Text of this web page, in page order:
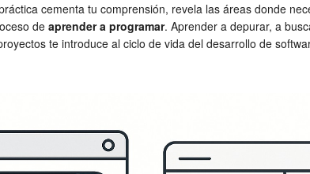
cementa tu comprensión, revela las áreas donde
de aprender a programar. Aprender a depurar, a
te introduce al ciclo de vida del desarrollo de